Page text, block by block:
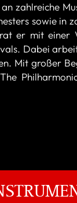
zahlreiche
sowie in
er mit einer
Dabei
Mit großer